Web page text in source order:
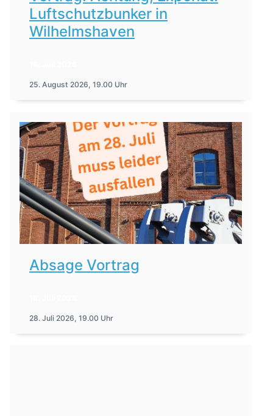
Luftschutzbunker in
Wilhelmshaven
25. August 2026, 19.00 Uhr
Absage Vortrag
28. Juli 2026, 19.00 Uhr